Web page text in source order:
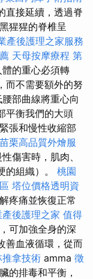
直接延續，透過脊
猩猩的脊椎呈
產後護理之家服務
天母按摩療程 第
體的重心必須轉
而不需要額外的努
部曲線將重心向
平衡我們的大頭
張和慢性收縮部
苗栗高品質外燴服
傷害時，肌肉、
的組織）。 桃園
塔位價格透明資
疼痛並恢復正常
後護理之家 值得
可加強全身的深
善血液循環，從而
推拿技術 amma 徵
的排毒和平衡，